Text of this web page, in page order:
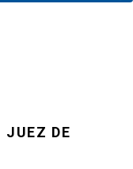
JUEZ DE